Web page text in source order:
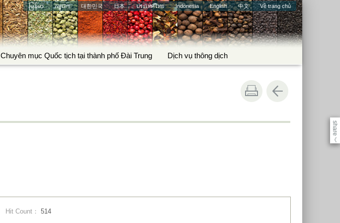
မြန်မာ កម្ពុជា។ 대한민국 日本 ประเทศไทย Indonesia English 中文 Về trang chủ
Chuyên mục Quốc tịch tại thành phố Đài Trung Dịch vụ thông dịch
share
《
Hit Count：514